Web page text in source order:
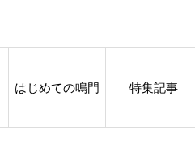
はじめての鳴門 特集記事